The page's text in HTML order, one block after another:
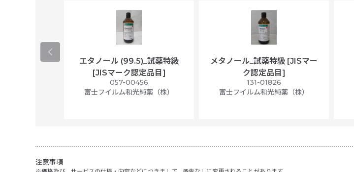
エタノール (99.5)_試薬特級
[JISマーク認定品目]
057-00456
富士フイルム和光純薬（株）
メタノール_試薬特級 [JISマー
ク認定品目]
131-01826
富士フイルム和光純薬（株）
注意事項